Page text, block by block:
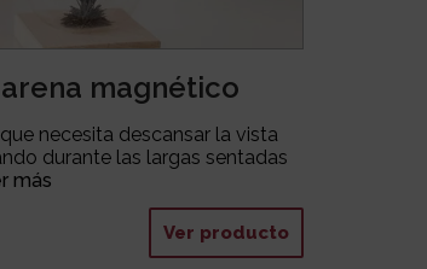
magnético
necesita descansar la vista
durante las largas sentadas
más
Ver producto